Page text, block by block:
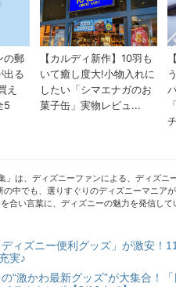
」は、ディズニーファンによる、ディズニ
中でも、選りすぐりのディズニーマニア
合い言葉に、ディズニーの魅力を発信して
ディズニー便利グッズ」が激安！
実♪
“激かわ最新グッズ”が大集合！